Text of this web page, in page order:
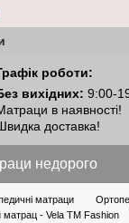
роботи:
вихідних: 9:00-
в наявності!
доставка!
недорого
матраци
матрац - Vela ТМ Fashion